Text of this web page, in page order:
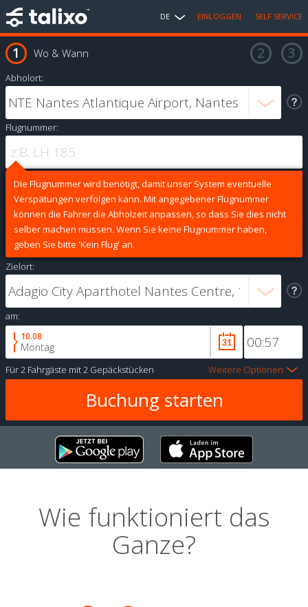
DE EINLOGGEN SELF SERVICE
Wo & Wann
Abholort:
Flugnummer:
Die Flugnummer wird benötigt, damit unser System eventuelle
Verspätungen verfolgen kann. Mit angegebener Flugnummer
können die Fahrer die Abholzeit anpassen, so dass Sie dies nicht
selber machen müssen. Wenn Sie keine Flugnummer haben,
geben Sie bitte 'Kein Flug' an.
Zielort:
am:
10.08
Montag
Für2 Fahrgäste mit2 Gepäckstücken Weitere Optionen
Wie funktioniert das
Ganze?